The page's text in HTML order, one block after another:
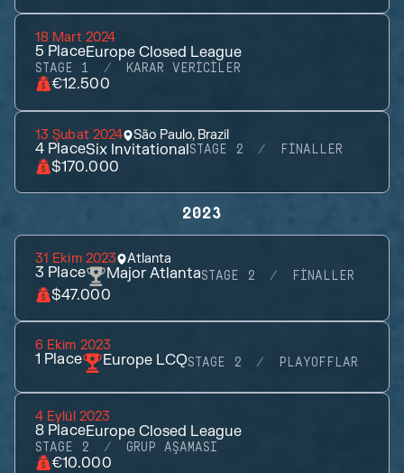
18 Mart 2024
5 PlaceEurope Closed League
STAGE 1 KARAR VERICILER
€12.500
13 Şubat 2024 São Paulo, Brazil
4 PlaceSix InvitationalSTAGE 2 FINALLER
$170.000
2023
31 Ekim 2023 Atlanta
3 Place Major AtlantaSTAGE 2 FINALLER
$47.000
6 Ekim 2023
1 Place Europe LCQSTAGE 2 PLAYOFFLAR
4 Eylül 2023
8 PlaceEurope Closed League
STAGE 2 GRUP AŞAMASI
€10.000